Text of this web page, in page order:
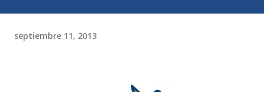
septiembre 11, 2013